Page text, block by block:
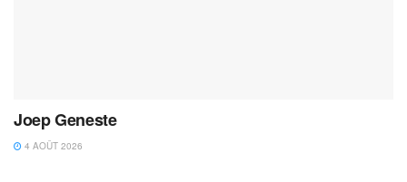
Joep Geneste
4 AOÛT 2026